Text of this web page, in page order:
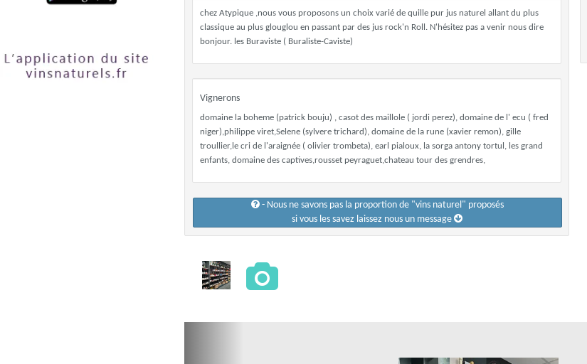
chez Atypique ,nous vous proposons un choix varié de quille pur jus naturel allant du plus
classique au plus glouglou en passant par des jus rock'n Roll. N'hésitez pas a venir nous dire
bonjour. les Buraviste ( Buraliste-Caviste)
Vignerons
domaine la boheme (patrick bouju) , casot des maillole ( jordi perez), domaine de l' ecu ( fred
niger),philippe viret,Selene (sylvere trichard), domaine de la rune (xavier remon), gille
troullier,le cri de l'araignée ( olivier trombeta), earl pialoux, la sorga antony tortul, les grand
enfants, domaine des captives,rousset peyraguet,chateau tour des grendres,
- Nous ne savons pas la proportion de "vins naturel" proposés
si vous les savez laissez nous un message